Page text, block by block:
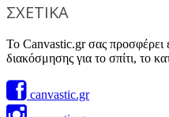
ΣΧΕΤΙΚΑ
Το Canvastic.gr σας προσφέρει
διακόσμησης για το σπίτι, το
canvastic.gr